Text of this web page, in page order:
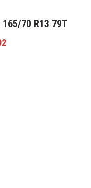
165/70 R13 79T